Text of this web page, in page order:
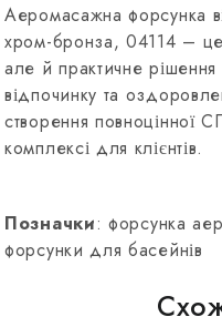
Аеромасажна форсунка
хром-бронза, 04114 –
але й практичне
відпочинку та
створення повноцінної
комплексі для клієнтів.
Позначки: форсунка
форсунки для басейнів